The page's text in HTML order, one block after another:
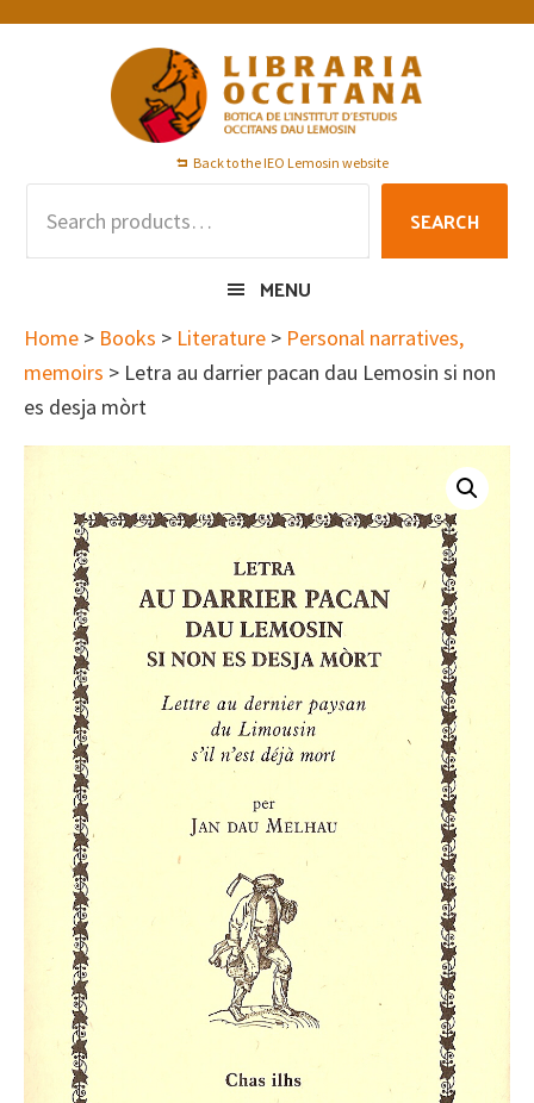
Skip
Skip
Skip
Back to the IEO Lemosin website
SEARCH
MENU
Home > Books > Literature > Personal narratives,
memoirs > Letra au darrier pacan dau Lemosin si non
es desja mòrt